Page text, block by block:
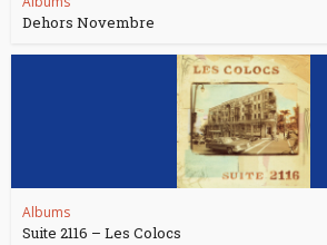
Dehors Novembre
Albums
Suite 2116 – Les Colocs